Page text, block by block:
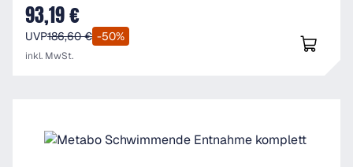
Verkaufspreis:
93,19 €
UVP186,60 € -50%
inkl. MwSt.